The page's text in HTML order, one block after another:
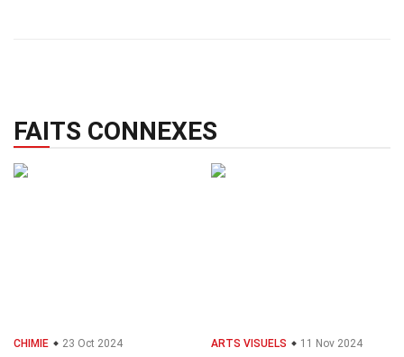
FAITS CONNEXES
CHIMIE 23 Oct 2024 ARTS VISUELS 11 Nov 2024